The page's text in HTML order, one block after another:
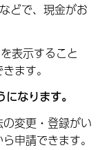
どで、現金がお
表示すること
ます。
なります。
変更・登録がい
申請できます。